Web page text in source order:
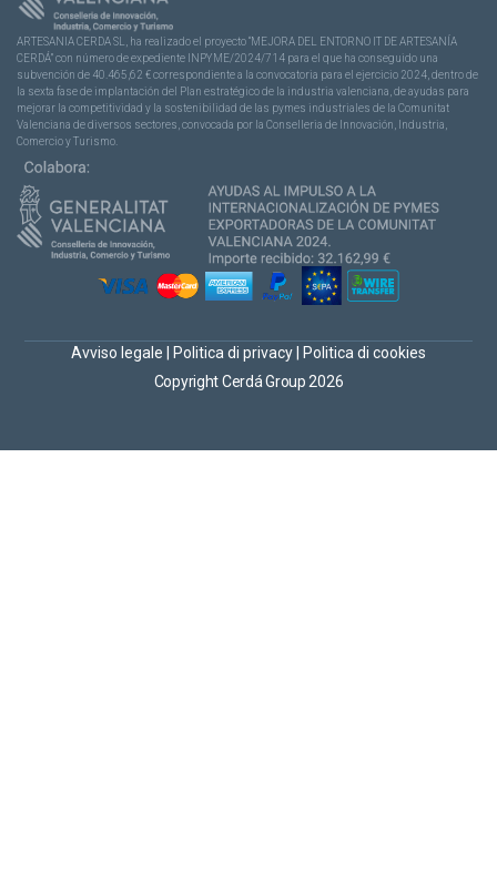
ARTESANIA CERDA SL, ha realizado el proyecto “MEJORA DEL ENTORNO IT DE ARTESANÍA
CERDÁ” con número de expediente INPYME/2024/714 para el que ha conseguido una
subvención de 40.465,62 € correspondiente a la convocatoria para el ejercicio 2024, dentro de
la sexta fase de implantación del Plan estratégico de la industria valenciana, de ayudas para
mejorar la competitividad y la sostenibilidad de las pymes industriales de la Comunitat
Valenciana de diversos sectores, convocada por la Conselleria de Innovación, Industria,
Comercio y Turismo.
Copyright Cerdá Group 2026
Avviso legale Politica di privacy Politica di cookies